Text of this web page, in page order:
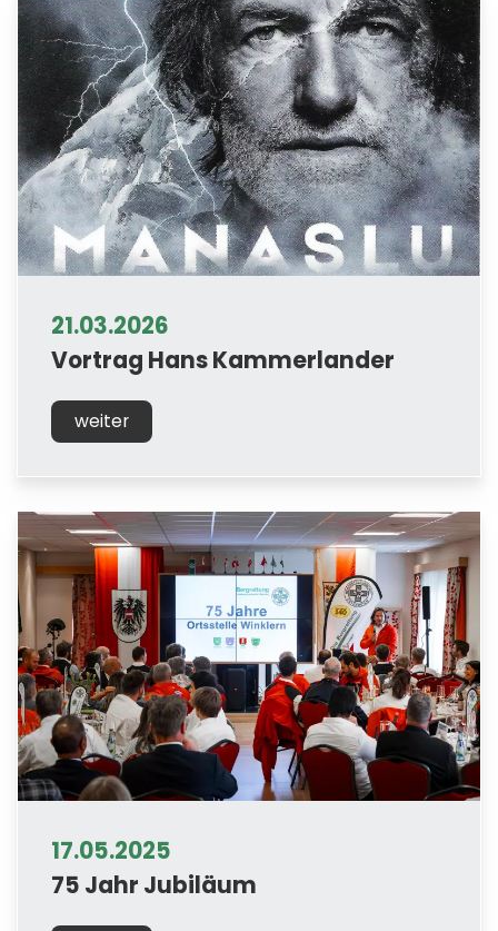
21.03.2026
Vortrag Hans Kammerlander
weiter
17.05.2025
75 Jahr Jubiläum